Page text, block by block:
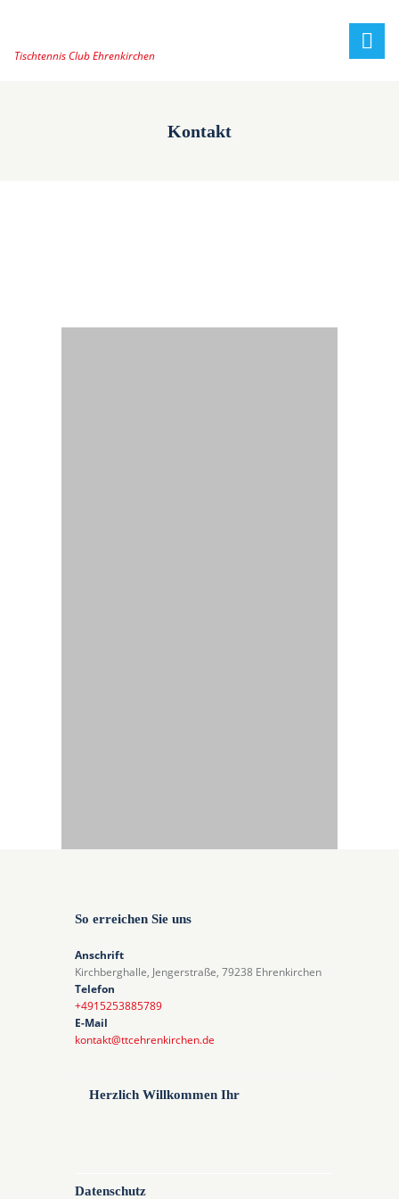
Tischtennis Club Ehrenkirchen
Kontakt
So erreichen Sie uns
Anschrift
Kirchberghalle, Jengerstraße, 79238 Ehrenkirchen
Telefon
+4915253885789
E-Mail
kontakt@ttcehrenkirchen.de
Herzlich Willkommen Ihr
Datenschutz